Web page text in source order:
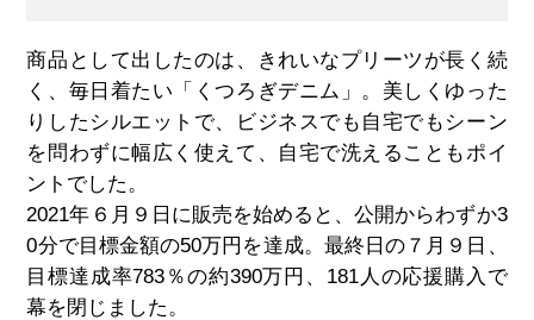
商品として出したのは、きれいなプリーツが長く続
く、毎日着たい「くつろぎデニム」。美しくゆった
りしたシルエットで、ビジネスでも自宅でもシーン
を問わずに幅広く使えて、自宅で洗えることもポイ
ントでした。
2021年６月９日に販売を始めると、公開からわずか3
0分で目標金額の50万円を達成。最終日の７月９日、
目標達成率783％の約390万円、181人の応援購入で
幕を閉じました。